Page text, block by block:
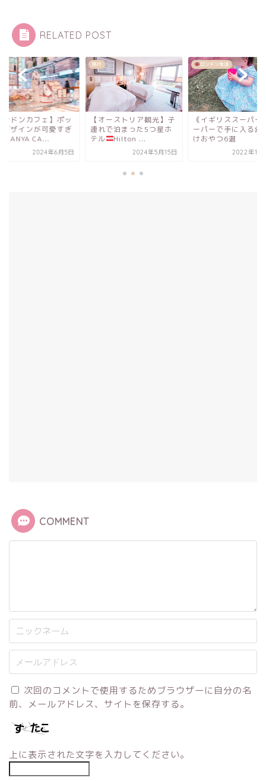
RELATED POST
ンドンカフェ】ポッ
デザインが可愛すぎ
☺︎ANYA CA...
2024年6月5日
旅行
【オーストリア観光】子
連れで泊まった5つ星ホ
テル
Hilton ...
2024年5月15日
ロンドン生活
｟イギリススーパー
ーパーで手に入る幼
けおやつ6選
2022年10
COMMENT
次回のコメントで使用するためブラウザーに自分の名
前、メールアドレス、サイトを保存する。
上に表示された文字を入力してください。